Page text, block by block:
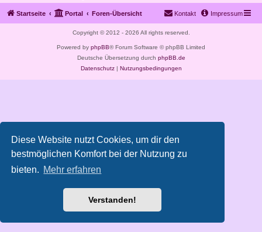
Diese Website nutzt Cookies, um dir den
bestmöglichen Komfort bei der Nutzung zu
bieten. Mehr erfahren
Verstanden!
Startseite Portal Foren-Übersicht Impressum
Kontakt
Copyright © 2012 - 2026 All rights reserved.
Powered by phpBB® Forum Software © phpBB Limited
Deutsche Übersetzung durch phpBB.de
Datenschutz| Nutzungsbedingungen